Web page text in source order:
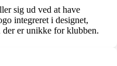
sig ud ved at have
integreret i designet,
er unikke for klubben.